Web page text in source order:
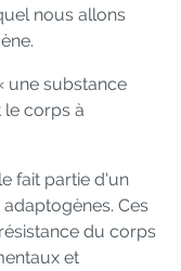
nous allons
une substance
corps à
fait partie d'un
Ces
du corps
et